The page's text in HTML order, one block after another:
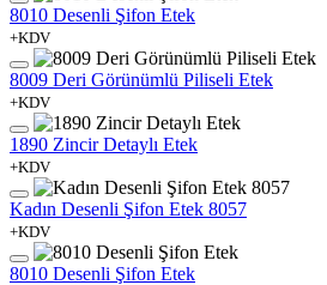
8010 Desenli Şifon Etek
+KDV
8009 Deri Görünümlü Piliseli Etek
+KDV
1890 Zincir Detaylı Etek
+KDV
Kadın Desenli Şifon Etek 8057
+KDV
8010 Desenli Şifon Etek